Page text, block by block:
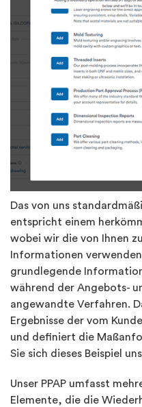
Das von uns
entspricht einem
wobei wir die von Ihnen
Informationen
grundlegende
während der Angebots-
angewandte Verfahren.
Ergebnisse der vom
und definiert die
Sie sich dieses Beispiel
Unser PPAP umfasst
Elemente, die die